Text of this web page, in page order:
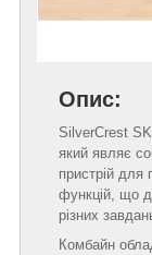
Опис:
SilverCrest
який являє
пристрій для
функцій, що
різних
Комбайн